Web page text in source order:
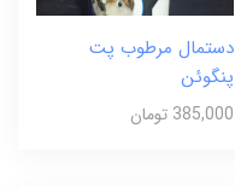
دستمال مرطوب پت
پنگوئن
385,000 تومان